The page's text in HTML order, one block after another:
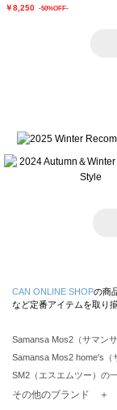
￥8,250 -50%OFF-
CAN ONLINE SHOPの商
など定番アイテムを取り
Samansa Mos2（サマン
Samansa Mos2 home's（
SM2（エスエムツー）の
TSUHARU by Samansa
その他のブランド ＋